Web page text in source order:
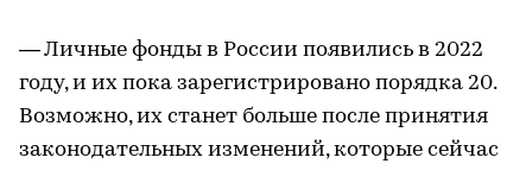
— Личные фонды в России появились в 2022
году, и их пока зарегистрировано порядка 20.
Возможно, их станет больше после принятия
законодательных изменений, которые сейчас